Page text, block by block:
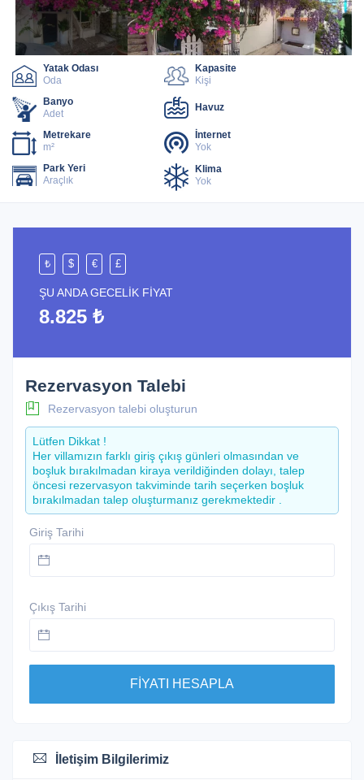
Yatak Odası
Oda
Kapasite
Kişi
Banyo
Adet
Havuz
Metrekare
m²
İnternet
Yok
Park Yeri
Araçlık
Klima
Yok
₺ $ € £
ŞU ANDA GECELIK FIYAT
8.825 ₺
Rezervasyon Talebi
Rezervasyon talebi oluşturun
Lütfen Dikkat !
Her villamızın farklı giriş çıkış günleri olmasından ve
boşluk bırakılmadan kiraya verildiğinden dolayı, talep
öncesi rezervasyon takviminde tarih seçerken boşluk
bırakılmadan talep oluşturmanız gerekmektedir .
Giriş Tarihi
Çıkış Tarihi
FİYATI HESAPLA
İletişim Bilgilerimiz